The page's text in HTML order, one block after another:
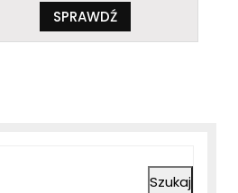
SPRAWDŹ
Szukaj